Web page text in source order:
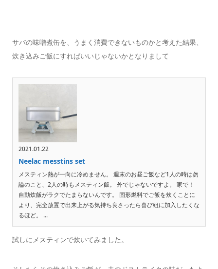
サバの味噌煮缶を、うまく消費できないものかと考えた結果、
炊き込みご飯にすればいいじゃないかとなりまして
2021.01.22
Neelac messtins set
メスティン熱が一向に冷めません。 週末のお昼ご飯など1人の時は勿
論のこと、2人の時もメスティン飯。 外でじゃないですよ。 家で！
自動炊飯がラクでたまらないんです。 固形燃料でご飯を炊くことに
より、完全放置で出来上がる気持ち良さったら喜び組に加入したくな
るほど。 ...
試しにメスティンで炊いてみました。